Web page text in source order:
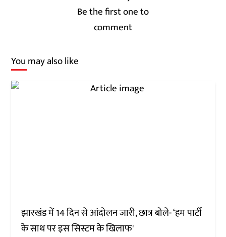
Be the first one to
comment
You may also like
झारखंड में 14 दिन से आंदोलन जारी, छात्र बोले- ‘हम पार्टी
के साथ पर इस सिस्टम के खिलाफ'